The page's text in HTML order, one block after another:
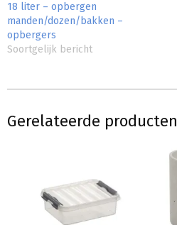
18 liter – opbergen
manden/dozen/bakken –
opbergers
Soortgelijk bericht
Gerelateerde producten